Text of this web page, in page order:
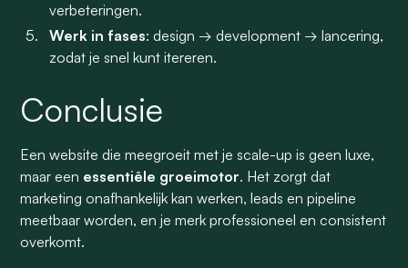
verbeteringen.
Werk in fases: design → development → lancering,
zodat je snel kunt itereren.
Conclusie
Een website die meegroeit met je scale-up is geen luxe,
maar een essentiële groeimotor. Het zorgt dat
marketing onafhankelijk kan werken, leads en pipeline
meetbaar worden, en je merk professioneel en consistent
overkomt.